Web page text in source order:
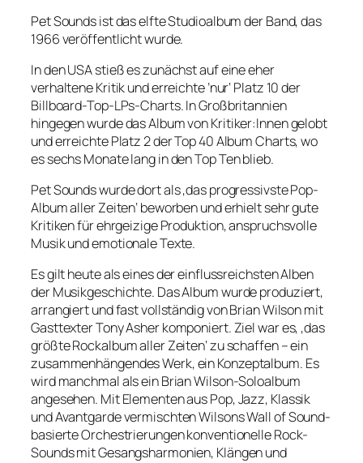
Pet Sounds ist das elfte Studioalbum der Band, das
1966 veröffentlicht wurde.
In den USA stieß es zunächst auf eine eher
verhaltene Kritik und erreichte ’nur‘ Platz 10 der
Billboard-Top-LPs-Charts. In Großbritannien
hingegen wurde das Album von Kritiker:Innen gelobt
und erreichte Platz 2 der Top 40 Album Charts, wo
es sechs Monate lang in den Top Ten blieb.
Pet Sounds wurde dort als ‚das progressivste Pop-
Album aller Zeiten‘ beworben und erhielt sehr gute
Kritiken für ehrgeizige Produktion, anspruchsvolle
Musik und emotionale Texte.
Es gilt heute als eines der einflussreichsten Alben
der Musikgeschichte. Das Album wurde produziert,
arrangiert und fast vollständig von Brian Wilson mit
Gasttexter Tony Asher komponiert. Ziel war es, ‚das
größte Rockalbum aller Zeiten‘ zu schaffen – ein
zusammenhängendes Werk, ein Konzeptalbum. Es
wird manchmal als ein Brian Wilson-Soloalbum
angesehen. Mit Elementen aus Pop, Jazz, Klassik
und Avantgarde vermischten Wilsons Wall of Sound-
basierte Orchestrierungen konventionelle Rock-
Sounds mit Gesangsharmonien, Klängen und